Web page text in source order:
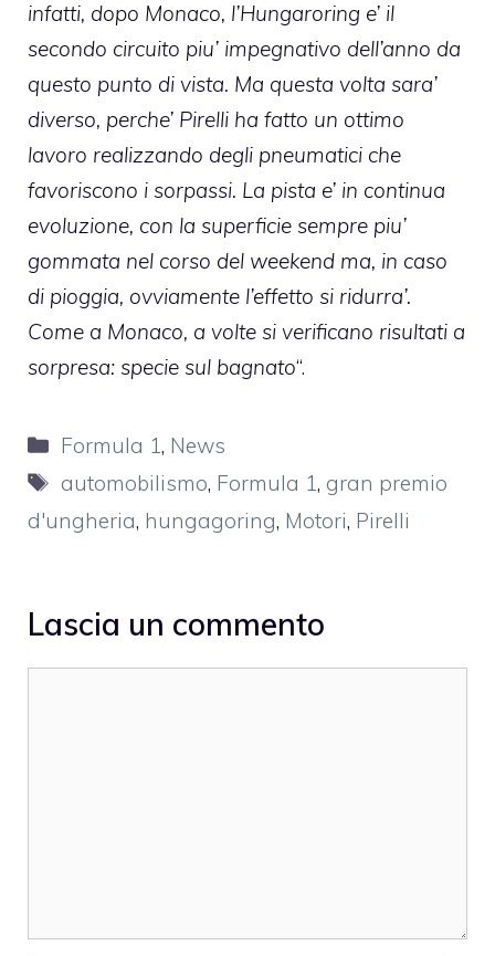
infatti, dopo Monaco, l’Hungaroring e’ il
secondo circuito piu’ impegnativo dell’anno da
questo punto di vista. Ma questa volta sara’
diverso, perche’ Pirelli ha fatto un ottimo
lavoro realizzando degli pneumatici che
favoriscono i sorpassi. La pista e’ in continua
evoluzione, con la superficie sempre piu’
gommata nel corso del weekend ma, in caso
di pioggia, ovviamente l’effetto si ridurra’.
Come a Monaco, a volte si verificano risultati a
sorpresa: specie sul bagnato“.
Categorie
Formula 1, News
Tag
automobilismo, Formula 1, gran premio
d'ungheria, hungagoring, Motori, Pirelli
Lascia un commento